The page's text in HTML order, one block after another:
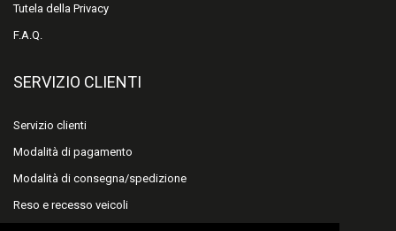
Tutela della Privacy
F.A.Q.
SERVIZIO CLIENTI
Servizio clienti
Modalità di pagamento
Modalità di consegna/spedizione
Reso e recesso veicoli